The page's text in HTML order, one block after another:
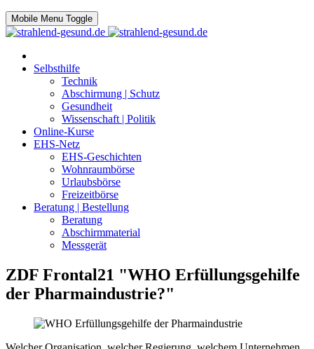
Mobile Menu Toggle
Selbsthilfe
Technik
Abschirmung | Schutz
Gesundheit
Wissenschaft | Politik
Online-Kurse
EHS-Netz
EHS-Geschichten
Wohnraumbörse
Urlaubsbörse
Freizeitbörse
Beratung | Bestellung
Beratung
Abschirmmaterial
Messgerät
ZDF Frontal21 "WHO Erfüllungsgehilfe
der Pharmaindustrie?"